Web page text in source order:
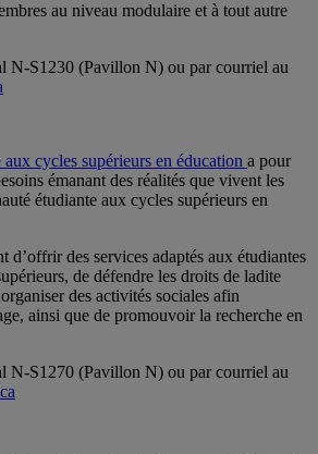
au niveau modulaire et à tout autre
N-S1230 (Pavillon N) ou par courriel au
cycles supérieurs en éducation a pour
émanant des réalités que vivent les
étudiante aux cycles supérieurs en
d’offrir des services adaptés aux étudiantes
de défendre les droits de ladite
des activités sociales afin
ainsi que de promouvoir la recherche en
N-S1270 (Pavillon N) ou par courriel au